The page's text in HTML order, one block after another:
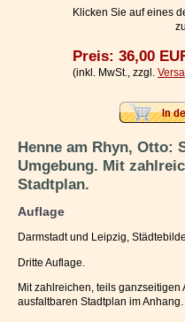
Ihr WarenkorbKlicken Sie auf eines
Preis: 36,00
(inkl. MwSt., zzgl.
Henne am Rhyn, Otto:
Umgebung. Mit
Stadtplan.
Auflage
Darmstadt und Leipzig,
Dritte Auflage.
Mit zahlreichen, teils
ausfaltbaren Stadtplan im Anhang.